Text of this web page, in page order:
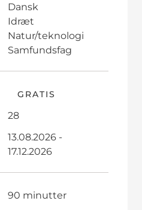
Dansk
Idræt
Natur/teknologi
Samfundsfag
GRATIS
28
13.08.2026 -
17.12.2026
90 minutter